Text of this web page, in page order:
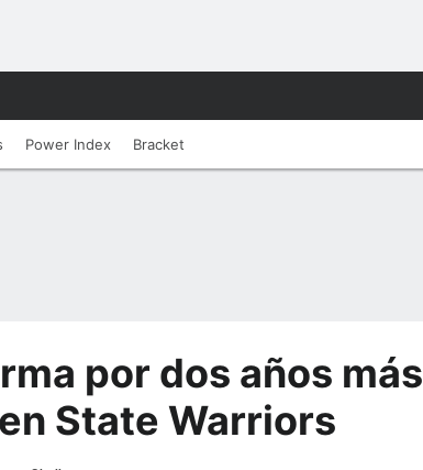
Power Index Bracket
por dos años más
State Warriors